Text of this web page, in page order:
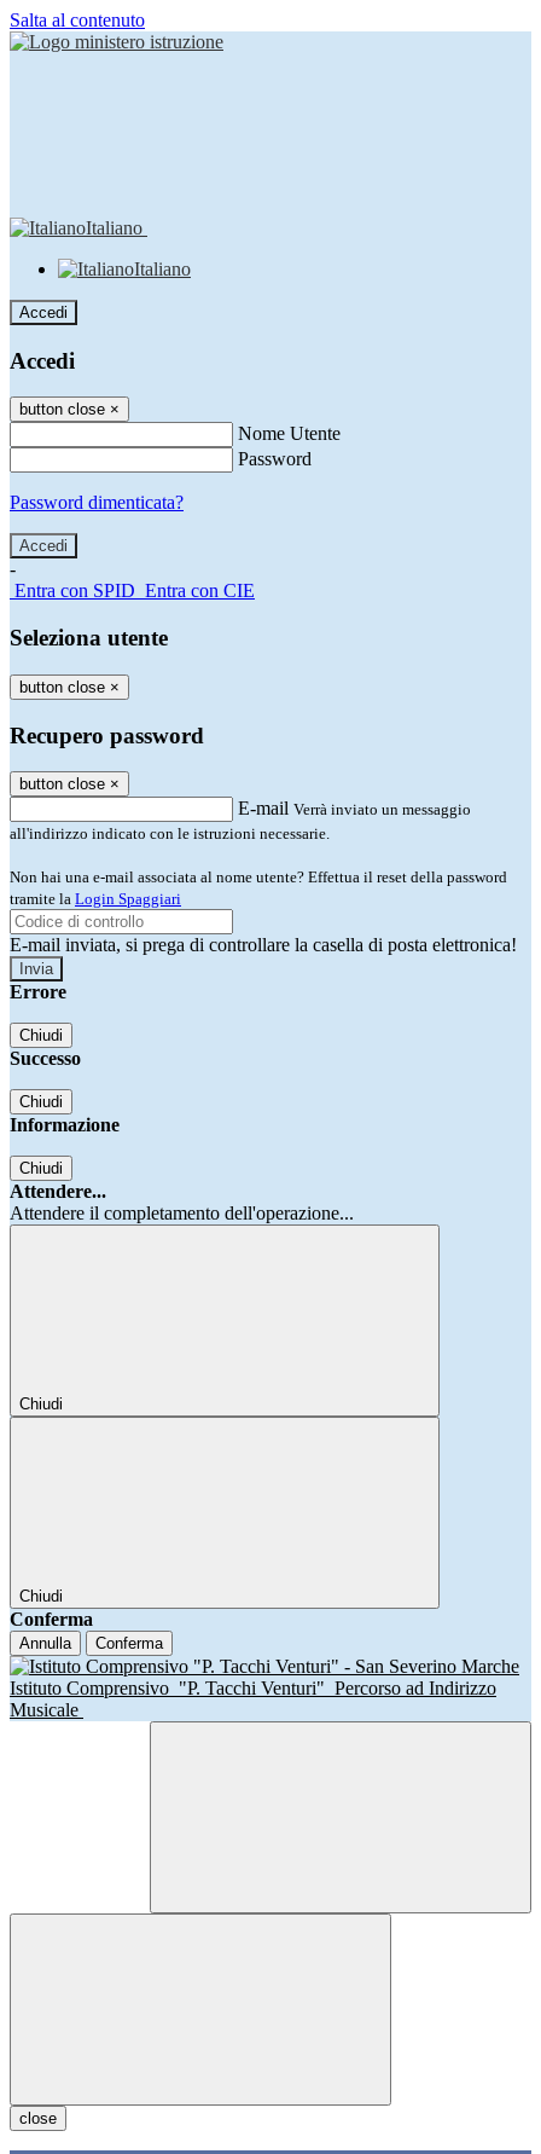
Salta al contenuto
Italiano
Italiano
Accedi
Accedi
button close ×
Nome Utente
Password
Password dimenticata?
-
Entra con SPID Entra con CIE
Seleziona utente
button close ×
Recupero password
button close ×
E-mail Verrà inviato un messaggio
all'indirizzo indicato con le istruzioni necessarie.
Non hai una e-mail associata al nome utente? Effettua il reset della password
tramite la Login Spaggiari
E-mail inviata, si prega di controllare la casella di posta elettronica!
Errore
Chiudi
Successo
Chiudi
Informazione
Chiudi
Attendere...
Attendere il completamento dell'operazione...
Chiudi
Chiudi
Conferma
Annulla Conferma
Istituto Comprensivo "P. Tacchi Venturi" Percorso ad Indirizzo
Musicale
close